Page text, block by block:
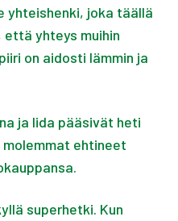
yhteishenki, joka täällä
että yhteys muihin
on aidosti lämmin ja
ja Iida pääsivät heti
ehtineet
superhetki. Kun